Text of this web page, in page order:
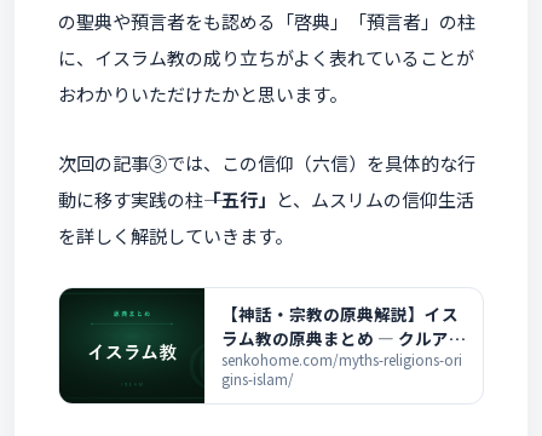
の聖典や預言者をも認める「啓典」「預言者」の柱
に、イスラム教の成り立ちがよく表れていることが
おわかりいただけたかと思います。
次回の記事③では、この信仰（六信）を具体的な行
動に移す実践の柱――「五行」 と、ムスリムの信仰生活
を詳しく解説していきます。
【神話・宗教の原典解説】イス
ラム教の原典まとめ ― クルアー
ンとハディースの全記事一覧
senkohome.com/myths-religions-ori
gins-islam/